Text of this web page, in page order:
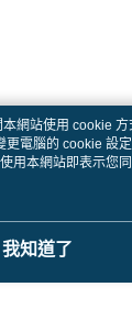
網站使用 cookie
電腦的 cookie 設
用本網站即表示您
我知道了